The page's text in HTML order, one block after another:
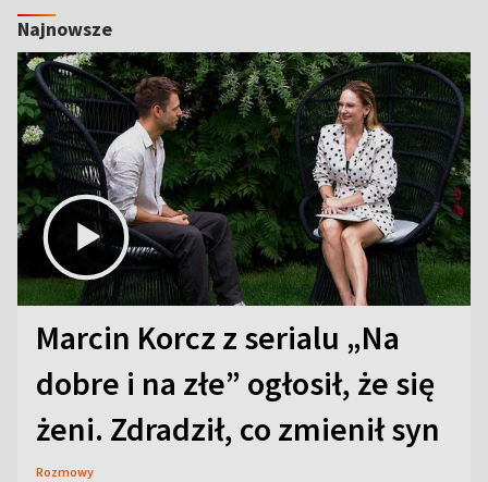
Najnowsze
Marcin Korcz z serialu „Na
dobre i na złe” ogłosił, że się
żeni. Zdradził, co zmienił syn
Rozmowy